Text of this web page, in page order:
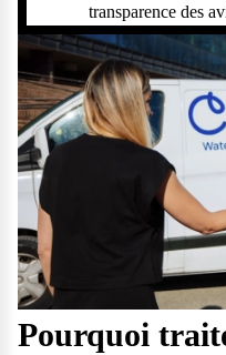
transparence des
Pourquoi